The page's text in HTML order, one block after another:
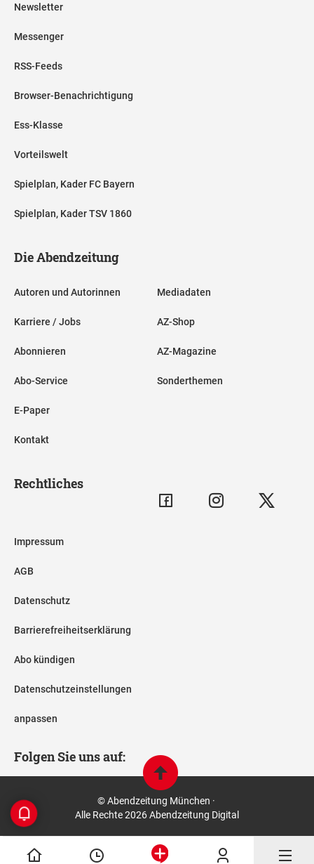
Newsletter
Messenger
RSS-Feeds
Browser-Benachrichtigung
Ess-Klasse
Vorteilswelt
Spielplan, Kader FC Bayern
Spielplan, Kader TSV 1860
Die Abendzeitung
Autoren und Autorinnen
Karriere / Jobs
Abonnieren
Abo-Service
E-Paper
Kontakt
Mediadaten
AZ-Shop
AZ-Magazine
Sonderthemen
Rechtliches
Impressum
AGB
Datenschutz
Barrierefreiheitserklärung
Abo kündigen
Datenschutzeinstellungen
anpassen
Folgen Sie uns auf:
© Abendzeitung München ·
Alle Rechte 2026 Abendzeitung Digital